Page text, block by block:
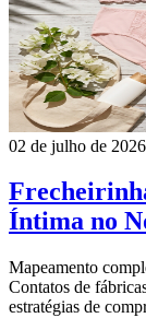
02 de julho de 2026
Íntima no
Mapeamento
Contatos de
estratégias de